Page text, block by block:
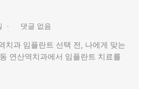
댓글 없음
치과 임플란트 선택 전, 나에게 맞는
연산역치과에서 임플란트 치료를